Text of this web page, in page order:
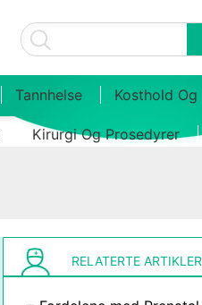
Tannhelse Kosthold Og
Kirurgi Og Prosedyrer
RELATERTE ARTIKLER